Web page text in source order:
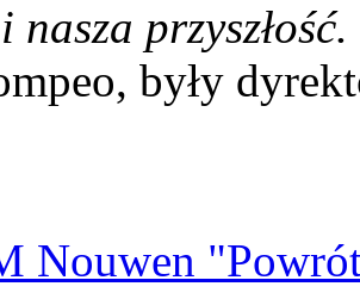
przyszłość.
były
Nouwen